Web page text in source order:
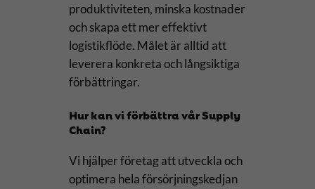
produktiviteten, minska kostnader
och skapa ett mer effektivt
logistikflöde. Målet är alltid att
leverera konkreta och långsiktiga
förbättringar.
Hur kan vi förbättra vår Supply
Chain?
Vi hjälper företag att utveckla och
optimera hela försörjningskedjan